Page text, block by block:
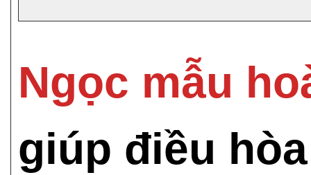
Ngọc mẫu
giúp điều